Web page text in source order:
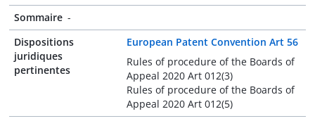
Sommaire -
Dispositions
juridiques
pertinentes
European Patent Convention Art 56
Rules of procedure of the Boards of
Appeal 2020 Art 012(3)
Rules of procedure of the Boards of
Appeal 2020 Art 012(5)